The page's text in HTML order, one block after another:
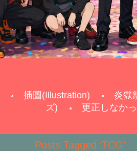
插圖(Illustration) 炎獄
ズ)
更正しなか
Posts Tagged ‘TCG’